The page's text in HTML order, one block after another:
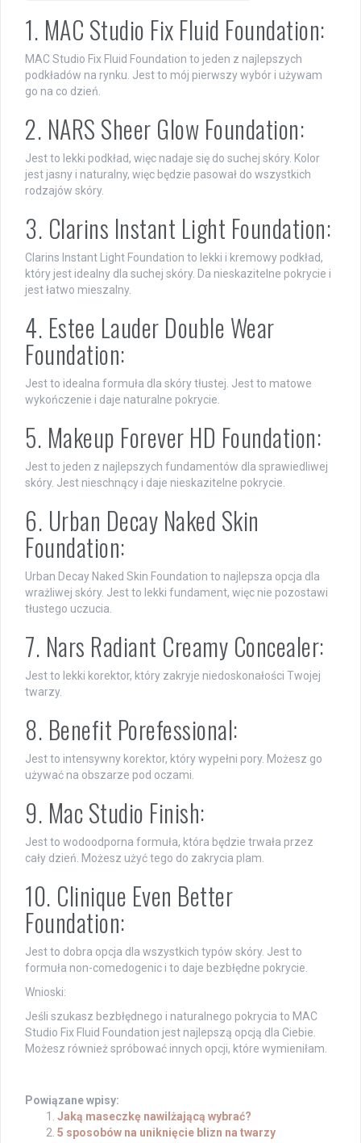
1. MAC Studio Fix Fluid Foundation:
MAC Studio Fix Fluid Foundation to jeden z najlepszych
podkładów na rynku. Jest to mój pierwszy wybór i używam
go na co dzień.
2. NARS Sheer Glow Foundation:
Jest to lekki podkład, więc nadaje się do suchej skóry. Kolor
jest jasny i naturalny, więc będzie pasował do wszystkich
rodzajów skóry.
3. Clarins Instant Light Foundation:
Clarins Instant Light Foundation to lekki i kremowy podkład,
który jest idealny dla suchej skóry. Da nieskazitelne pokrycie i
jest łatwo mieszalny.
4. Estee Lauder Double Wear
Foundation:
Jest to idealna formuła dla skóry tłustej. Jest to matowe
wykończenie i daje naturalne pokrycie.
5. Makeup Forever HD Foundation:
Jest to jeden z najlepszych fundamentów dla sprawiedliwej
skóry. Jest nieschnący i daje nieskazitelne pokrycie.
6. Urban Decay Naked Skin
Foundation:
Urban Decay Naked Skin Foundation to najlepsza opcja dla
wrażliwej skóry. Jest to lekki fundament, więc nie pozostawi
tłustego uczucia.
7. Nars Radiant Creamy Concealer:
Jest to lekki korektor, który zakryje niedoskonałości Twojej
twarzy.
8. Benefit Porefessional:
Jest to intensywny korektor, który wypełni pory. Możesz go
używać na obszarze pod oczami.
9. Mac Studio Finish:
Jest to wodoodporna formuła, która będzie trwała przez
cały dzień. Możesz użyć tego do zakrycia plam.
10. Clinique Even Better
Foundation:
Jest to dobra opcja dla wszystkich typów skóry. Jest to
formuła non-comedogenic i to daje bezbłędne pokrycie.
Wnioski:
Jeśli szukasz bezbłędnego i naturalnego pokrycia to MAC
Studio Fix Fluid Foundation jest najlepszą opcją dla Ciebie.
Możesz również spróbować innych opcji, które wymieniłam.
Powiązane wpisy:
Jaką maseczkę nawilżającą wybrać?
5 sposobów na uniknięcie blizn na twarzy